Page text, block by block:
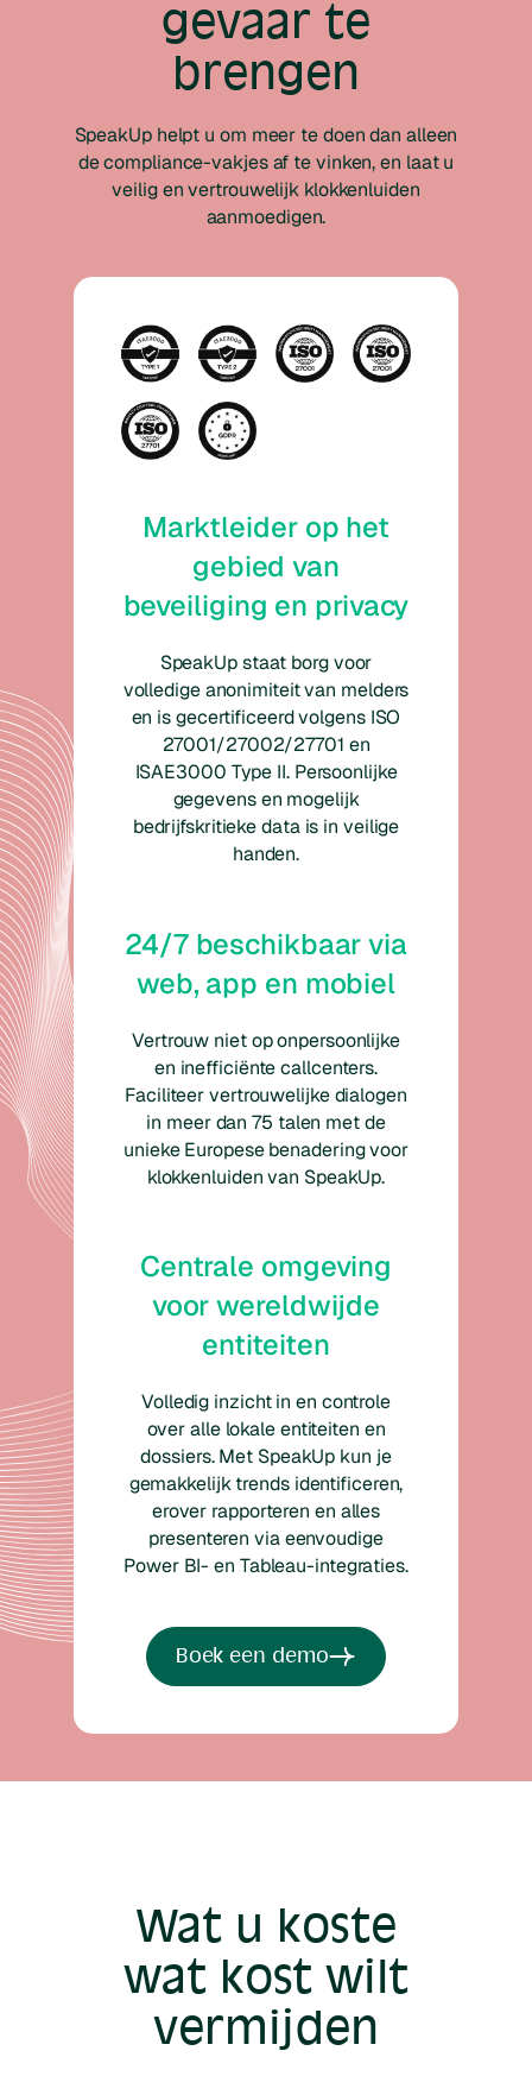
gevaar te
brengen
SpeakUp helpt u om meer te doen dan alleen
de compliance-vakjes af te vinken, en laat u
veilig en vertrouwelijk klokkenluiden
aanmoedigen.
Marktleider op het
gebied van
beveiliging en privacy
SpeakUp staat borg voor
volledige anonimiteit van melders
en is gecertificeerd volgens ISO
27001/27002/27701 en
ISAE3000 Type II. Persoonlijke
gegevens en mogelijk
bedrijfskritieke data is in veilige
handen.
24/7 beschikbaar via
web, app en mobiel
Vertrouw niet op onpersoonlijke
en inefficiënte callcenters.
Faciliteer vertrouwelijke dialogen
in meer dan 75 talen met de
unieke Europese benadering voor
klokkenluiden van SpeakUp.
Centrale omgeving
voor wereldwijde
entiteiten
Volledig inzicht in en controle
over alle lokale entiteiten en
dossiers. Met SpeakUp kun je
gemakkelijk trends identificeren,
erover rapporteren en alles
presenteren via eenvoudige
Power BI- en Tableau-integraties.
Boek een demo
Wat u koste
wat kost wilt
vermijden